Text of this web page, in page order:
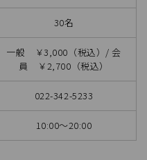
30名
一般 ￥3,000（税込）/ 会
員 ￥2,700（税込）
022-342-5233
10:00～20:00